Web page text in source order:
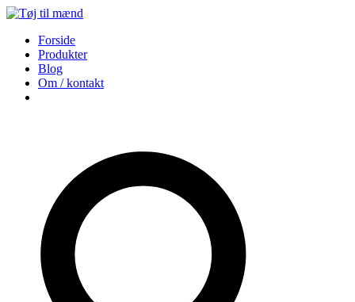
Forside
Produkter
Blog
Om / kontakt